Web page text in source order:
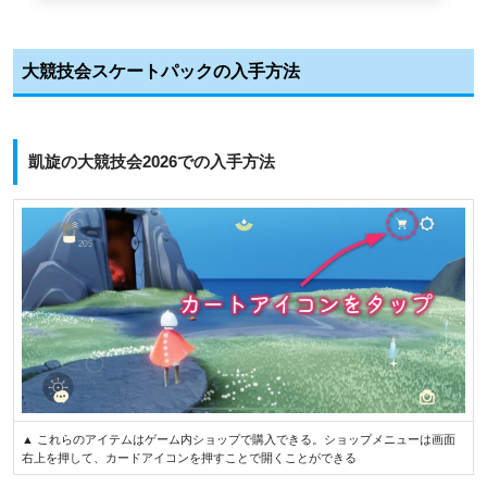
大競技会スケートパックの入手方法
凱旋の大競技会2026での入手方法
▲ これらのアイテムはゲーム内ショップで購入できる。ショップメニューは画面
右上を押して、カードアイコンを押すことで開くことができる